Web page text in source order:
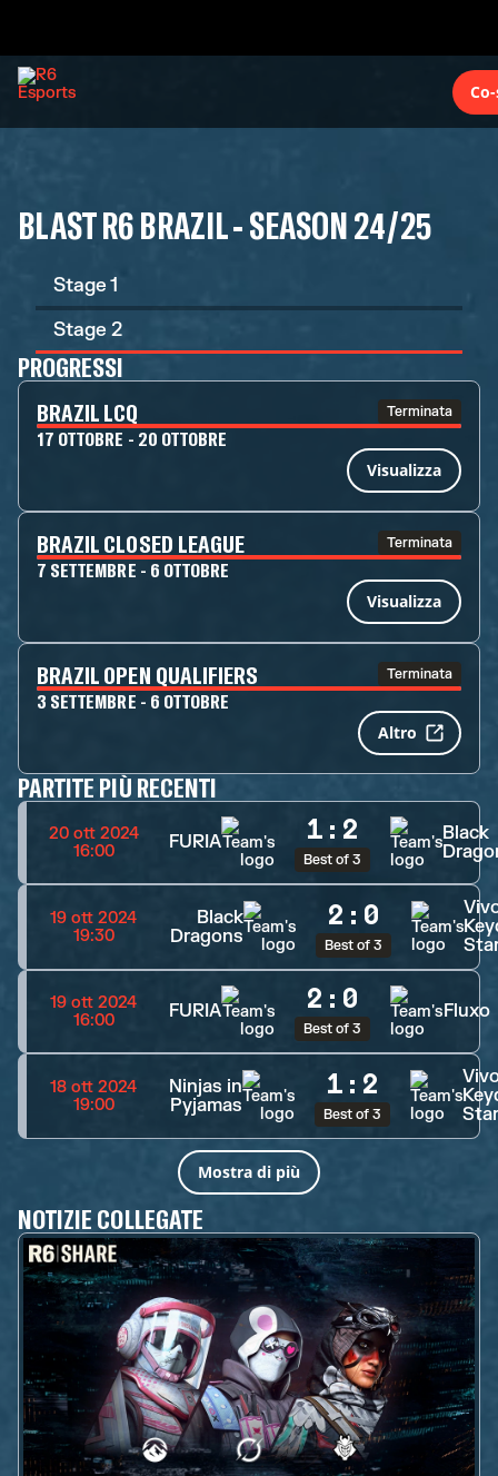
BLAST R6 BRAZIL - SEASON 24/25
Stage 1
Stage 2
PROGRESSI
BRAZIL LCQ Terminata
17 OTTOBRE - 20 OTTOBRE
Visualizza
BRAZIL CLOSED LEAGUE Terminata
7 SETTEMBRE - 6 OTTOBRE
Visualizza
BRAZIL OPEN QUALIFIERS Terminata
3 SETTEMBRE - 6 OTTOBRE
Altro
PARTITE PIÙ RECENTI
20 ott 2024
16:00
FURIA 1 : 2
Best of 3
Black
19 ott 2024
19:30
Black
Dragons
2 : 0
Best of 3
19 ott 2024
16:00
FURIA 2 : 0
Best of 3
Fluxo
18 ott 2024
19:00
Ninjas in
Pyjamas
1 : 2
Best of 3
Mostra di più
NOTIZIE COLLEGATE